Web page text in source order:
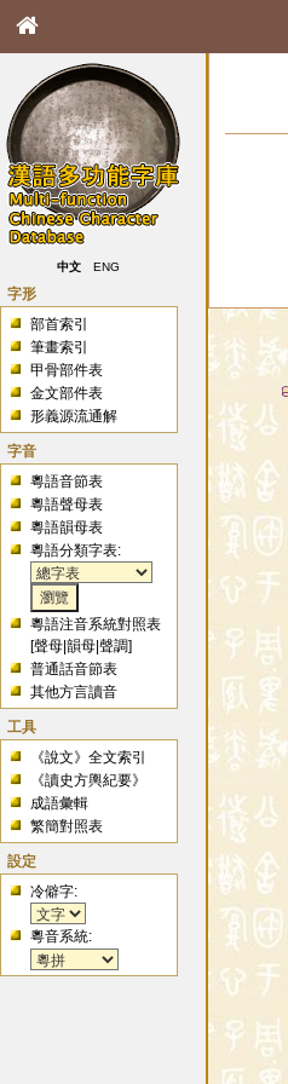
中文 ENG
字形
部首索引
筆畫索引
甲骨部件表
金文部件表
形義源流通解
字音
粵語音節表
粵語聲母表
粵語韻母表
粵語分類字表:
粵語注音系統對照表
[聲母 |韻母 |聲調]
普通話音節表
其他方言讀音
工具
《說文》全文索引
《讀史方輿紀要》
成語彙輯
繁簡對照表
設定
冷僻字:
粵音系統: